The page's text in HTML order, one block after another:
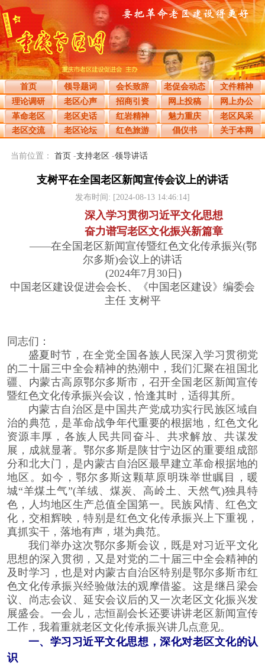
首页 领导题词 会长致辞 老促会动态
文件精神
理论调研
老区心声 招商引资 网上投稿
网上办公
革命老区
老区史话 红岩精神 魅力重庆
老区风采
老区交流
老区论坛 红色旅游 倡仪书 关于本网
当前位置： 首页 -支持老区 -领导讲话
支树平在全国老区新闻宣传会议上的讲话
发布时间: [2024-08-13 14:46:14]
深入学习贯彻习近平文化思想
奋力谱写老区文化振兴新篇章
——在全国老区新闻宣传暨红色文化传承振兴(鄂
尔多斯)会议上的讲话
(2024年7月30日)
中国老区建设促进会会长、《中国老区建设》编委会
主任 支树平
同志们：
盛夏时节，在全党全国各族人民深入学习贯彻党
的二十届三中全会精神的热潮中，我们汇聚在祖国北
疆、内蒙古高原鄂尔多斯市，召开全国老区新闻宣传
暨红色文化传承振兴会议，恰逢其时，适得其所。
内蒙古自治区是中国共产党成功实行民族区域自
治的典范，是革命战争年代重要的根据地，红色文化
资源丰厚，各族人民共同奋斗、共求解放、共谋发
展，成就显著。鄂尔多斯是陕甘宁边区的重要组成部
分和北大门，是内蒙古自治区最早建立革命根据地的
地区。如今，鄂尔多斯这颗草原明珠举世瞩目，暖
城“羊煤土气”(羊绒、煤炭、高岭土、天然气)独具特
色，人均地区生产总值全国第一。民族风情、红色文
化，交相辉映，特别是红色文化传承振兴上下重视，
真抓实干，落地有声，堪为典范。
我们举办这次鄂尔多斯会议，既是对习近平文化
思想的深入贯彻，又是对党的二十届三中全会精神的
及时学习，也是对内蒙古自治区特别是鄂尔多斯市红
色文化传承振兴经验做法的观摩借鉴。这是继吕梁会
议、尚志会议、延安会议后的又一次老区文化振兴发
展盛会。一会儿，志恒副会长还要讲讲老区新闻宣传
工作，我着重就老区文化传承振兴讲几点意见。
一、学习习近平文化思想，深化对老区文化的认
识